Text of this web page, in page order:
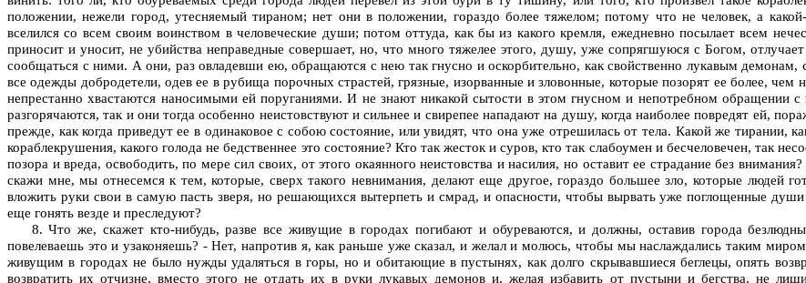
положении, нежели город, утесняемый тираном; нет они в положении, гораздо более тяжелом; потому что не человек, а
вселился со всем своим воинством в человеческие души; потом оттуда, как бы из какого кремля, ежедневно посылает всем
приносит и уносит, не убийства неправедные совершает, но, что много тяжелее этого, душу, уже сопрягшуюся с Богом,
сообщаться с ними. А они, раз овладевши ею, обращаются с нею так гнусно и оскорбительно, как свойственно лукавым
все одежды добродетели, одев ее в рубища порочных страстей, грязные, изорванные и зловонные, которые позорят ее более,
непрестанно хвастаются наносимыми ей поруганиями. И не знают никакой сытости в этом гнусном и непотребном обращении
разгорячаются, так и они тогда особенно неистовствуют и сильнее и свирепее нападают на душу, когда наиболее повредят ей,
прежде, как когда приведут ее в одинаковое с собою состояние, или увидят, что она уже отрешилась от тела. Какой же тирании,
кораблекрушения, какого голода не бедственнее это состояние? Кто так жесток и суров, кто так слабоумен и бесчеловечен, так
позора и вреда, освободить, по мере сил своих, от этого окаянного неистовства и насилия, но оставит ее страдание без
скажи мне, мы отнесемся к тем, которые, сверх такого невнимания, делают еще другое, гораздо большее зло, которые людей
вложить руки свои в самую пасть зверя, но решающихся вытерпеть и смрад, и опасности, чтобы вырвать уже поглощенные
еще гонять везде и преследуют?
8. Что же, скажет кто-нибудь, разве все живущие в городах погибают и обуреваются, и должны, оставив города
повелеваешь это и узаконяешь? - Нет, напротив я, как раньше уже сказал, и желал и молюсь, чтобы мы наслаждались таким
живущим в городах не было нужды удаляться в горы, но и обитающие в пустынях, как долго скрывавшиеся беглецы, опять
возвратить их отчизне, вместо этого не отдать их в руки лукавых демонов и, желая избавить от пустыни и бегства, не